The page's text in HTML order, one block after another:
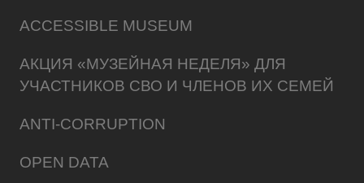
ACCESSIBLE MUSEUM
АКЦИЯ «МУЗЕЙНАЯ НЕДЕЛЯ» ДЛЯ
УЧАСТНИКОВ СВО И ЧЛЕНОВ ИХ СЕМЕЙ
ANTI-CORRUPTION
OPEN DATA